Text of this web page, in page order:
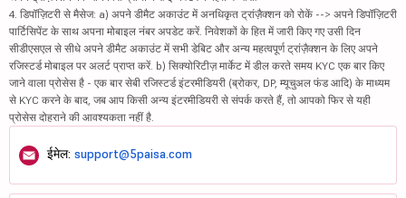
4. डिपॉज़िटरी से मैसेज: a) अपने डीमैट अकाउंट में अनधिकृत ट्रांज़ैक्शन को रोकें --> अपने डिपॉज़िटरी
पार्टिसिपेंट के साथ अपना मोबाइल नंबर अपडेट करें. निवेशकों के हित में जारी किए गए उसी दिन
सीडीएसएल से सीधे अपने डीमैट अकाउंट में सभी डेबिट और अन्य महत्वपूर्ण ट्रांज़ैक्शन के लिए अपने
रजिस्टर्ड मोबाइल पर अलर्ट प्राप्त करें. b) सिक्योरिटीज़ मार्केट में डील करते समय KYC एक बार किए
जाने वाला प्रोसेस है - एक बार सेबी रजिस्टर्ड इंटरमीडियरी (ब्रोकर, DP, म्यूचुअल फंड आदि) के माध्यम
से KYC करने के बाद, जब आप किसी अन्य इंटरमीडियरी से संपर्क करते हैं, तो आपको फिर से यही
प्रोसेस दोहराने की आवश्यकता नहीं है.
ईमेल: support@5paisa.com